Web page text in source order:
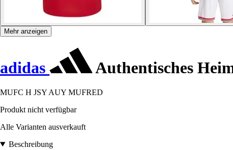
Mehr anzeigen
adidas Authentisches
MUFC H JSY AUY MUFRED
Produkt nicht verfügbar
Alle Varianten ausverkauft
Beschreibung